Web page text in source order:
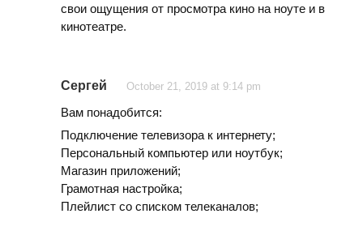
свои ощущения от просмотра кино на ноуте и в
кинотеатре.
Сергей October 21, 2019 at 9:14 pm
Вам понадобится:
Подключение телевизора к интернету;
Персональный компьютер или ноутбук;
Магазин приложений;
Грамотная настройка;
Плейлист со списком телеканалов;